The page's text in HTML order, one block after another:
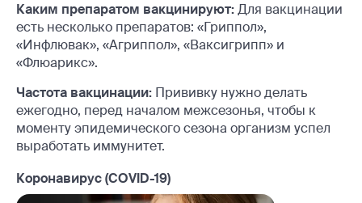
Каким препаратом вакцинируют:Для вакцинации
есть несколько препаратов: «Гриппол»,
«Инфлювак», «Агриппол», «Ваксигрипп» и
«Флюарикс».
Частота вакцинации: Прививку нужно делать
ежегодно, перед началом межсезонья, чтобы к
моменту эпидемического сезона организм успел
выработать иммунитет.
Коронавирус (COVID-19)